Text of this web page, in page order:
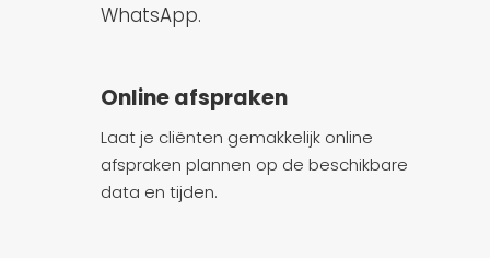
WhatsApp.
Online afspraken
Laat je cliënten gemakkelijk online
afspraken plannen op de beschikbare
data en tijden.